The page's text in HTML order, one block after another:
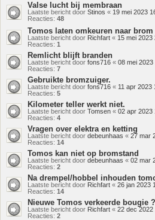
Valse lucht bij membraan
Laatste bericht door Stinos « 19 mei 2023
Reacties: 48
Tomos laten omkeuren naar
Laatste bericht door Richfart « 15 mei 2023
Reacties: 1
Remlicht blijft branden
Laatste bericht door fons716 « 08 mei 2023
Reacties: 7
Gebruikte bromzuiger.
Laatste bericht door fons716 « 11 apr 2023
Reacties: 5
Kilometer teller werkt niet.
Laatste bericht door Tomsen « 02 apr 2023
Reacties: 4
Vragen over elektra en ketting
Laatste bericht door debeunhaas « 27 mar
Reacties: 14
Tomos kan niet op bromstand
Laatste bericht door debeunhaas « 02 mar
Reacties: 2
Na drempel/hobbel inhouden
Laatste bericht door Richfart « 26 jan 2023
Reacties: 14
Nieuwe Tomos verkeerde bougie ?
Laatste bericht door Richfart « 22 dec 2022
Reacties: 2